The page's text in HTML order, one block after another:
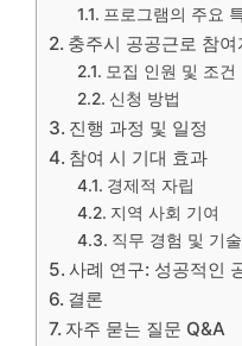
프로그램의 주요
충주시 공공근로 참여
모집 인원 및 조건
신청 방법
진행 과정 및 일정
참여 시 기대 효과
경제적 자립
지역 사회 기여
직무 경험 및 기
사례 연구: 성공적인
결론
자주 묻는 질문 Q&A